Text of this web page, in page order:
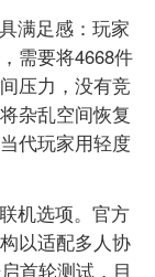
满足感：玩家
需要将4668件
压力，没有竞
杂乱空间恢复
代玩家用轻度
机选项。官方
以适配多人协
首轮测试，目